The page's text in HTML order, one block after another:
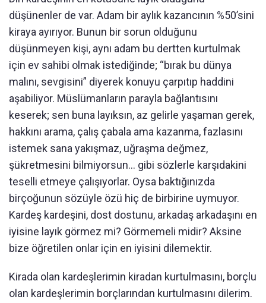
düşünenler de var. Adam bir aylık kazancının %50’sini
kiraya ayırıyor. Bunun bir sorun olduğunu
düşünmeyen kişi, aynı adam bu dertten kurtulmak
için ev sahibi olmak istediğinde; “bırak bu dünya
malını, sevgisini” diyerek konuyu çarpıtıp haddini
aşabiliyor. Müslümanların parayla bağlantısını
keserek; sen buna layıksın, az gelirle yaşaman gerek,
hakkını arama, çalış çabala ama kazanma, fazlasını
istemek sana yakışmaz, uğraşma değmez,
şükretmesini bilmiyorsun... gibi sözlerle karşıdakini
teselli etmeye çalışıyorlar. Oysa baktığınızda
birçoğunun sözüyle özü hiç de birbirine uymuyor.
Kardeş kardeşini, dost dostunu, arkadaş arkadaşını en
iyisine layık görmez mi? Görmemeli midir? Aksine
bize öğretilen onlar için en iyisini dilemektir.
Kirada olan kardeşlerimin kiradan kurtulmasını, borçlu
olan kardeşlerimin borçlarından kurtulmasını dilerim.